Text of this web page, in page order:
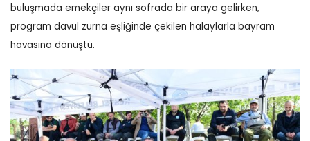
buluşmada emekçiler aynı sofrada bir araya gelirken,
program davul zurna eşliğinde çekilen halaylarla bayram
havasına dönüştü.